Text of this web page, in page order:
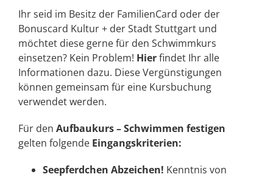
Ihr seid im Besitz der FamilienCard oder der
Bonuscard Kultur + der Stadt Stuttgart und
möchtet diese gerne für den Schwimmkurs
einsetzen? Kein Problem! Hierfindet Ihr alle
Informationen dazu. Diese Vergünstigungen
können gemeinsam für eine Kursbuchung
verwendet werden.
Für den Aufbaukurs– Schwimmen festigen
gelten folgende Eingangskriterien:
Seepferdchen Abzeichen! Kenntnis von